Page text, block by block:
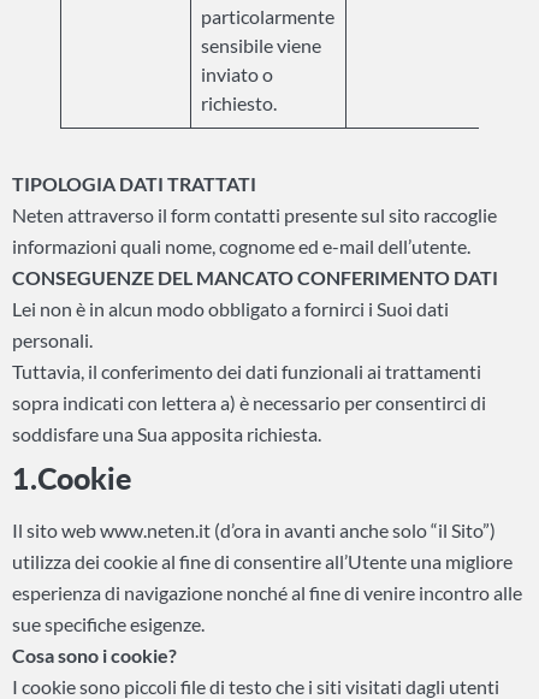
particolarmente
sensibile viene
inviato o
richiesto.
TIPOLOGIA DATI TRATTATI
Neten attraverso il form contatti presente sul sito raccoglie
informazioni quali nome, cognome ed e-mail dell’utente.
CONSEGUENZE DEL MANCATO CONFERIMENTO DATI
Lei non è in alcun modo obbligato a fornirci i Suoi dati
personali.
Tuttavia, il conferimento dei dati funzionali ai trattamenti
sopra indicati con lettera a) è necessario per consentirci di
soddisfare una Sua apposita richiesta.
1.Cookie
Il sito web www.neten.it (d’ora in avanti anche solo “il Sito”)
utilizza dei cookie al fine di consentire all’Utente una migliore
esperienza di navigazione nonché al fine di venire incontro alle
sue specifiche esigenze.
Cosa sono i cookie?
I cookie sono piccoli file di testo che i siti visitati dagli utenti